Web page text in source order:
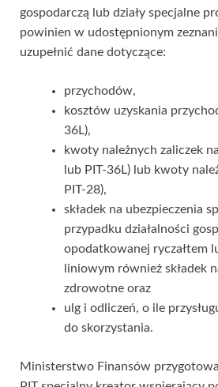
gospodarczą lub działy specjalne
powinien w udostępnionym
uzupełnić dane dotyczące:
przychodów,
kosztów uzyskania
36L),
kwoty należnych zaliczek
lub PIT-36L) lub kwoty
PIT-28),
składek na ubezpieczenia
przypadku działalności
opodatkowanej ryczałtem
liniowym również składek
zdrowotne oraz
ulg i odliczeń, o ile
do skorzystania.
Ministerstwo Finansów